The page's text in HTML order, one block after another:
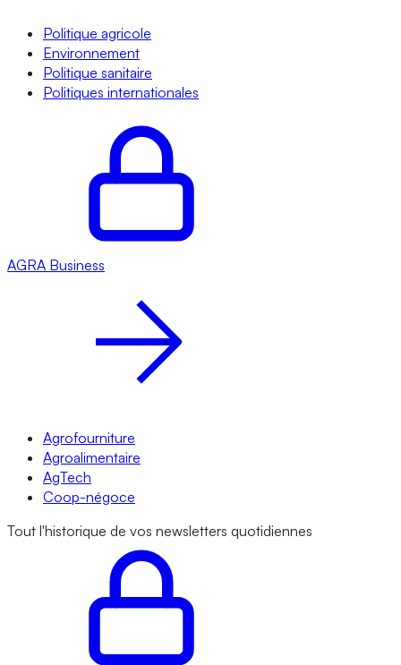
Politique agricole
Environnement
Politique sanitaire
Politiques internationales
AGRA Business
Agrofourniture
Agroalimentaire
AgTech
Coop-négoce
Tout l'historique de vos newsletters quotidiennes